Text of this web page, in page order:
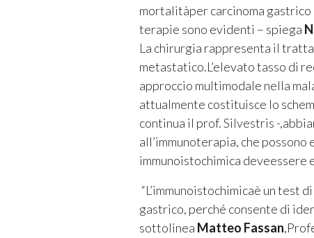
mortalitàper carcinoma gastrico
terapie sono evidenti – spiega
La chirurgia rappresenta il
metastatico.L’elevato tasso di
approccio multimodale nella
attualmente costituisce lo
continua il prof. Silvestris -
all’immunoterapia, che
immunoistochimica deveessere
“L’immunoistochimicaè un
gastrico, perché consente di
sottolinea Matteo Fassan